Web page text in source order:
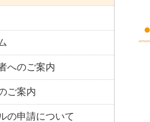
へのご案内
ご案内
の申請について